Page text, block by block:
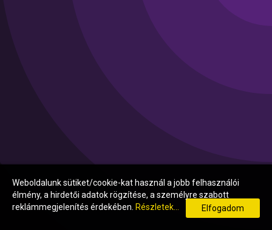
Weboldalunk sütiket/cookie-kat használ a jobb felhasználói
élmény, a hirdetői adatok rögzítése, a személyre szabott
reklámmegjelenítés érdekében. Részletek... Elfogadom